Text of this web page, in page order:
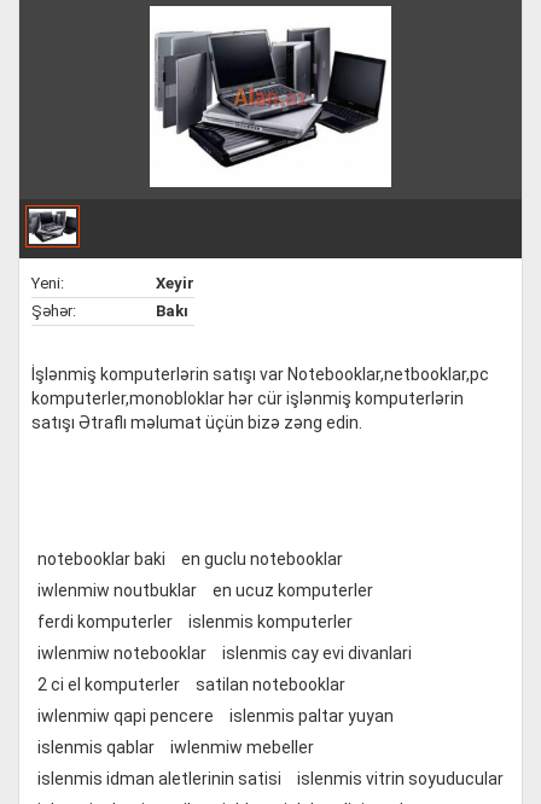
Yeni:
Xeyir
Şəhər:
Bakı
İşlənmiş komputerlərin satışı var Notebooklar,netbooklar,pc
komputerler,monobloklar hər cür işlənmiş komputerlərin
satışı Ətraflı məlumat üçün bizə zəng edin.
notebooklar baki
en guclu notebooklar
iwlenmiw noutbuklar
en ucuz komputerler
ferdi komputerler
islenmis komputerler
iwlenmiw notebooklar
islenmis cay evi divanlari
2 ci el komputerler
satilan notebooklar
iwlenmiw qapi pencere
islenmis paltar yuyan
islenmis qablar
iwlenmiw mebeller
islenmis idman aletlerinin satisi
islenmis vitrin soyuducular